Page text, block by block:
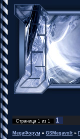
Страница 1 из 1 1
MegaФорум » GSMegavolt »